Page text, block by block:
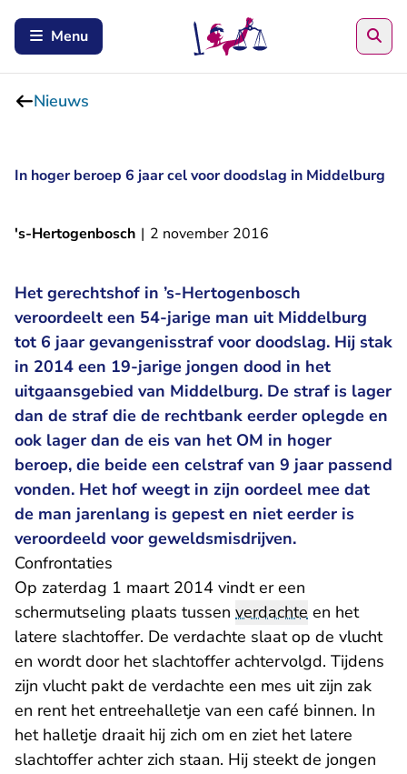
Menu
Nieuws
In hoger beroep 6 jaar cel voor doodslag in Middelburg
's-Hertogenbosch | 2 november 2016
Het gerechtshof in ’s-Hertogenbosch
veroordeelt een 54-jarige man uit Middelburg
tot 6 jaar gevangenisstraf voor doodslag. Hij stak
in 2014 een 19-jarige jongen dood in het
uitgaansgebied van Middelburg. De straf is lager
dan de straf die de rechtbank eerder oplegde en
ook lager dan de eis van het OM in hoger
beroep, die beide een celstraf van 9 jaar passend
vonden. Het hof weegt in zijn oordeel mee dat
de man jarenlang is gepest en niet eerder is
veroordeeld voor geweldsmisdrijven.
Confrontaties
Op zaterdag 1 maart 2014 vindt er een
schermutseling plaats tussen verdachte en het
latere slachtoffer. De verdachte slaat op de vlucht
en wordt door het slachtoffer achtervolgd. Tijdens
zijn vlucht pakt de verdachte een mes uit zijn zak
en rent het entreehalletje van een café binnen. In
het halletje draait hij zich om en ziet het latere
slachtoffer achter zich staan. Hij steekt de jongen